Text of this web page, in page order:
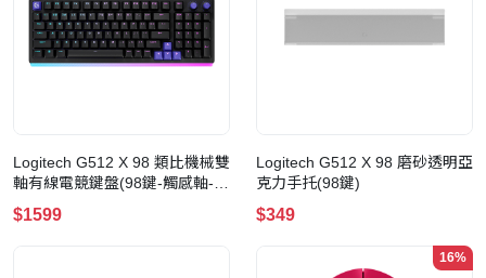
Logitech G512 X 98 類比機械雙
軸有線電競鍵盤(98鍵-觸感軸-黑
色)
$1599
Logitech G512 X 98 磨砂透明亞
克力手托(98鍵)
$349
16%